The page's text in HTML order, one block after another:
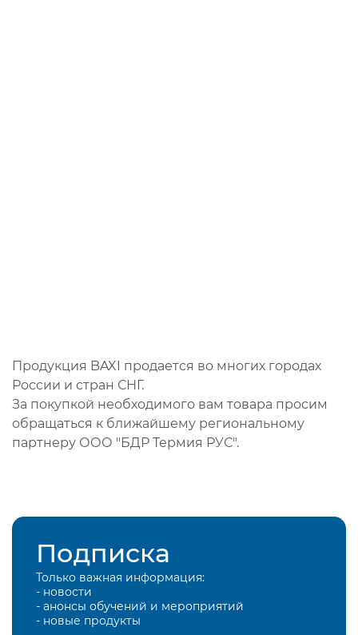
Продукция BAXI продается во многих городах
России и стран СНГ.
За покупкой необходимого вам товара просим
обращаться к ближайшему региональному
партнеру ООО "БДР Термия РУС".
Подписка
Только важная информация:
- новости
- анонсы обучений и мероприятий
- новые продукты